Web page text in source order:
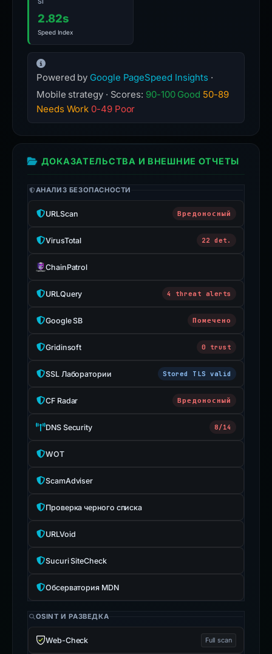
2.82s
Speed Index
Powered by Google PageSpeed Insights ·
Mobile strategy · Scores: 90-100 Good 50-89
Needs Work 0-49 Poor
ДОКАЗАТЕЛЬСТВА И ВНЕШНИЕ ОТЧЕТЫ
АНАЛИЗ БЕЗОПАСНОСТИ
URLScan Вредоносный
VirusTotal 22 det.
ChainPatrol
URLQuery 4 threat alerts
Google SB Помечено
Gridinsoft 0 trust
SSL Лаборатории Stored TLS valid
CF Radar Вредоносный
DNS Security 8/14
WOT
ScamAdviser
Проверка черного списка
URLVoid
Sucuri SiteCheck
Обсерватория MDN
OSINT И РАЗВЕДКА
Web-Check Full scan